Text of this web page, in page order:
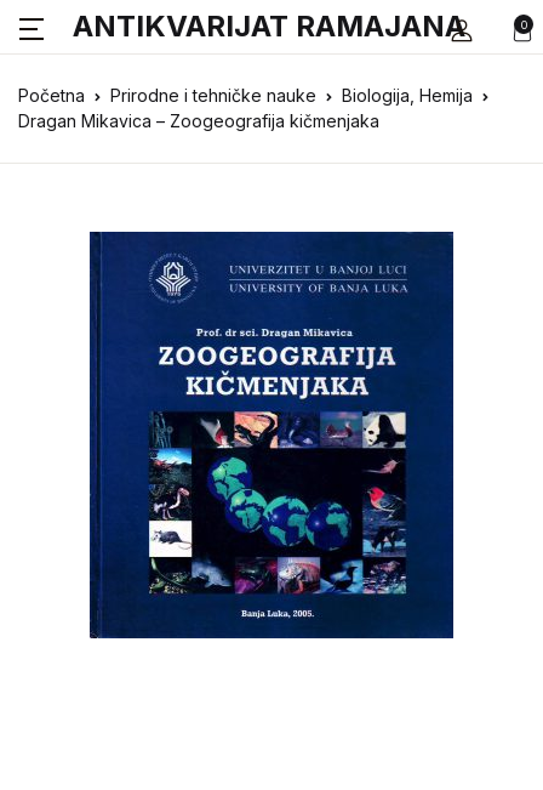
0
ANTIKVARIJAT RAMAJANA
Početna Prirodne i tehničke nauke
Biologija, Hemija
Dragan Mikavica – Zoogeografija kičmenjaka